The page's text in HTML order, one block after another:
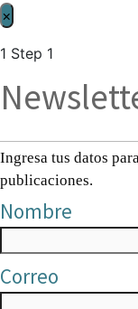
×
1 Step 1
Ingresa tus datos
publicaciones.
Nombre
Correo